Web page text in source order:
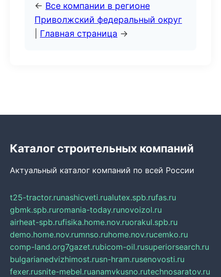
← Все компании в регионе
Приволжский федеральный округ
Главная страница →
Каталог строительных компаний
Актуальный каталог компаний по всей России
t25-tractor.runashicveti.rualutex.spb.rufas.ru
gbmk.spb.ruromania-today.runovoizol.ru
airheat-spb.rufisika.home.nov.ruorakul.spb.ru
demo.home.nov.rumnso.ruhome.nov.rucemko.ru
comp-land.org7gazet.rubicom-oil.rusuperiorsearch.ru
bulgarianedvizhimost.rusn-hram.rusenovosti.ru
fexer.rusnite-mebel.ruanamvkusno.rutechnosaratov.ru